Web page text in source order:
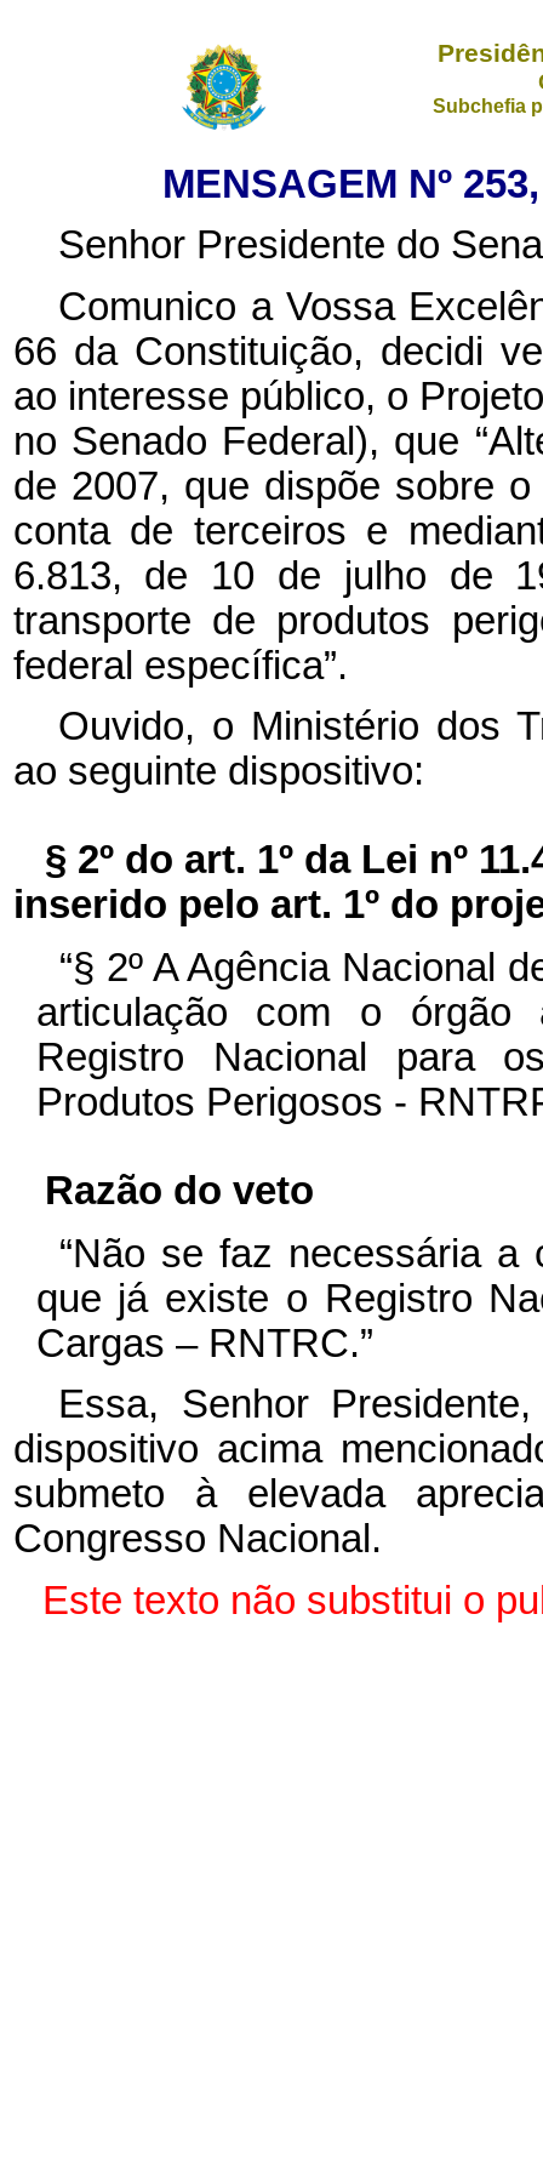
Subchefia
MENSAGEM Nº
Senhor Presidente do
Comunico a Vossa
66 da Constituição, decidi
ao interesse público, o
no Senado Federal), que
de 2007, que dispõe sobre
conta de terceiros e
6.813, de 10 de julho de
transporte de produtos
federal específica”.
Ouvido, o Ministério dos
ao seguinte dispositivo:
§ 2º do art. 1º da Lei nº
inserido pelo art. 1º do
“§ 2º A Agência Nacional
articulação com o órgão
Registro Nacional para
Produtos Perigosos -
Razão do veto
“Não se faz necessária
que já existe o Registro
Cargas – RNTRC.”
Essa, Senhor
dispositivo acima
submeto à elevada
Congresso Nacional.
Este texto não substitui o